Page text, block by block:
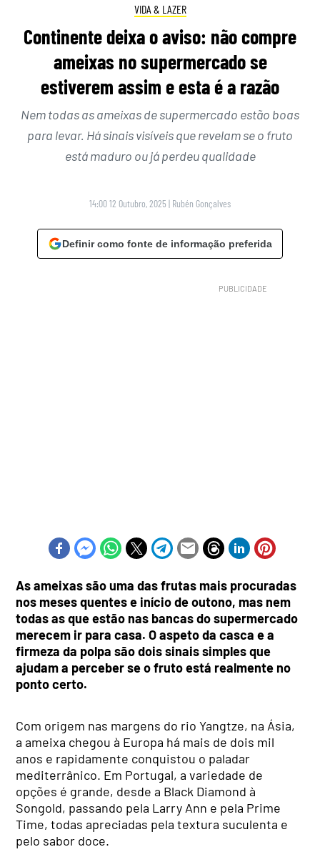
VIDA & LAZER
Continente deixa o aviso: não compre
ameixas no supermercado se
estiverem assim e esta é a razão
Nem todas as ameixas de supermercado estão boas
para levar. Há sinais visíveis que revelam se o fruto
está maduro ou já perdeu qualidade
14:00 12 Outubro, 2025 | Rubén Gonçalves
Definir como fonte de informação preferida
As ameixas são uma das frutas mais procuradas
nos meses quentes e início de outono, mas nem
todas as que estão nas bancas do supermercado
merecem ir para casa. O aspeto da casca e a
firmeza da polpa são dois sinais simples que
ajudam a perceber se o fruto está realmente no
ponto certo.
Com origem nas margens do rio Yangtze, na Ásia,
a ameixa chegou à Europa há mais de dois mil
anos e rapidamente conquistou o paladar
mediterrânico. Em Portugal, a variedade de
opções é grande, desde a Black Diamond à
Songold, passando pela Larry Ann e pela Prime
Time, todas apreciadas pela textura suculenta e
pelo sabor doce.